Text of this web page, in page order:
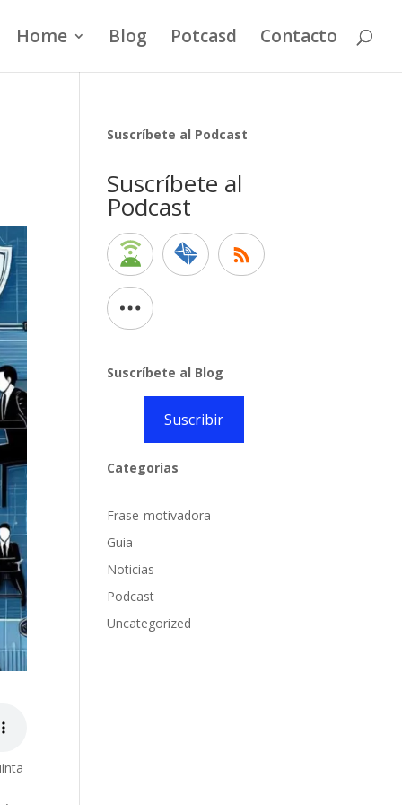
Home Blog Potcasd Contacto
Suscríbete al Podcast
Suscríbete al
Podcast
Suscríbete al Blog
Suscribir
Categorias
Frase-motivadora
Guia
Noticias
Podcast
Uncategorized